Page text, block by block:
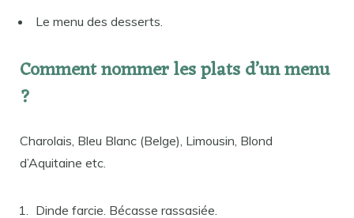
Le menu des desserts.
Comment nommer les plats d’un menu
?
Charolais, Bleu Blanc (Belge), Limousin, Blond
d’Aquitaine etc.
Dinde farcie. Bécasse rassasiée.